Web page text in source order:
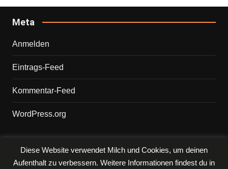
Meta
Anmelden
Eintrags-Feed
Kommentar-Feed
WordPress.org
Copyright © 2026 PHILIPP. Alle Rechte vorbehalten.
Diese Website verwendet Milch und Cookies, um deinen
Aufenthalt zu verbessern. Weitere Informationen findest du in